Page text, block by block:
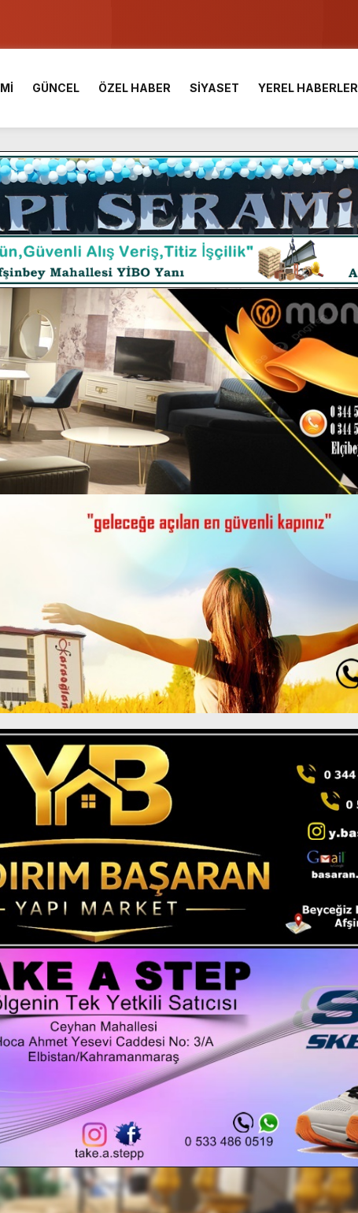
Okulunda görev değişimi!
Kursu başvurularında son gün 7 Ağustos.
Etap Tamamlandı.
Şenlendi.
Konvoyu, güçlenerek ilerliyor.
Alacak.
GÜNCEL ÖZEL HABER SİYASET YEREL HABERLER